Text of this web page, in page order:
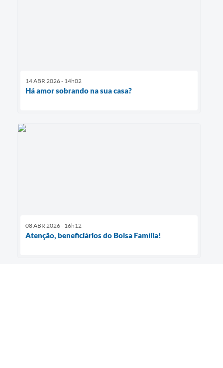
14 ABR 2026 - 14h02
Há amor sobrando na sua casa?
08 ABR 2026 - 16h12
Atenção, beneficiários do Bolsa Família!